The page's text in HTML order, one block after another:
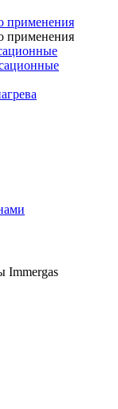
применения
применения
Immergas